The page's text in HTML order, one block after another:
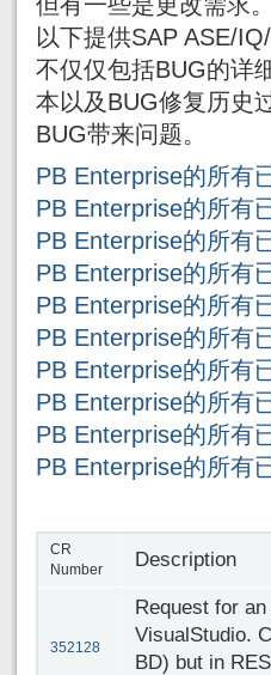
以下提供SAP ASE/
不仅仅包括BUG的详
本以及BUG修复历史
BUG带来问题。
PB Enterprise的所有
PB Enterprise的所有
PB Enterprise的所有
PB Enterprise的所有
PB Enterprise的所有
PB Enterprise的所有
PB Enterprise的所有
PB Enterprise的所有
PB Enterprise的所有
PB Enterprise的所有
CR
Number
Description
352128
Request for
VisualStudio.
BD) but in